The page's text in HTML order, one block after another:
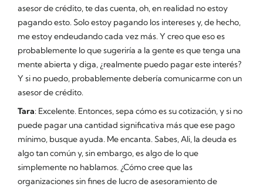
asesor de crédito, te das cuenta, oh, en realidad no estoy
pagando esto. Solo estoy pagando los intereses y, de hecho,
me estoy endeudando cada vez más. Y creo que eso es
probablemente lo que sugeriría a la gente es que tenga una
mente abierta y diga, ¿realmente puedo pagar este interés?
Y si no puedo, probablemente debería comunicarme con un
asesor de crédito.
Tara: Excelente. Entonces, sepa cómo es su cotización, y si no
puede pagar una cantidad significativa más que ese pago
mínimo, busque ayuda. Me encanta. Sabes, Ali, la deuda es
algo tan común y, sin embargo, es algo de lo que
simplemente no hablamos. ¿Cómo cree que las
organizaciones sin fines de lucro de asesoramiento de